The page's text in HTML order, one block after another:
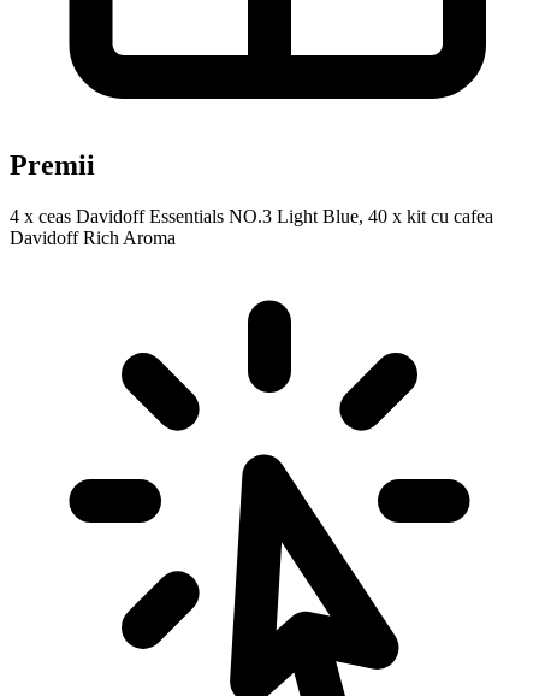
Premii
4 x ceas Davidoff Essentials NO.3 Light Blue, 40 x kit cu cafea
Davidoff Rich Aroma